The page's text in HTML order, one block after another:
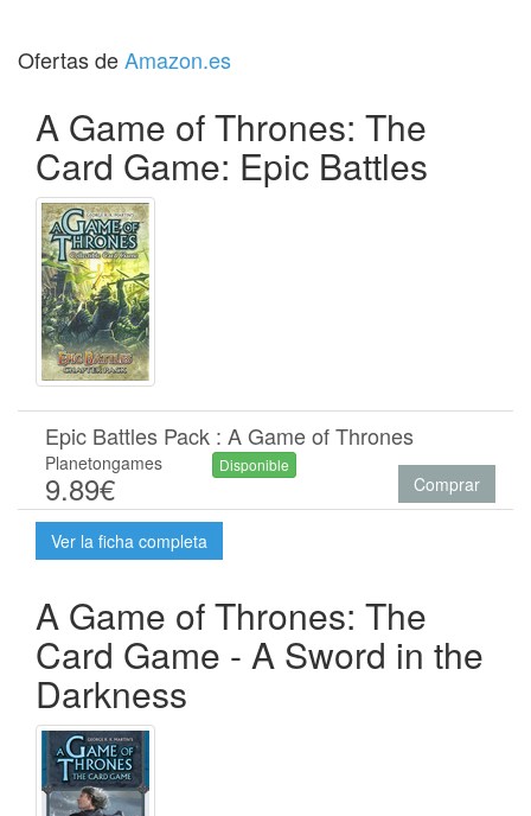
Ofertas deAmazon.es
A Game of Thrones: The
Card Game: Epic Battles
Epic Battles Pack : A Game of Thrones
Planetongames
9.89€
Disponible
Comprar
Ver la ficha completa
A Game of Thrones: The
Card Game - A Sword in the
Darkness